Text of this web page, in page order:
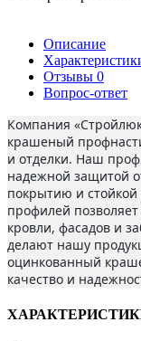
Описание
Отзывы 0
Вопрос-ответ
Компания
крашеный
и отделки. Наш
надежной защитой
покрытию и
профилей
кровли, фасадов и
делают нашу
оцинкованный
качество и